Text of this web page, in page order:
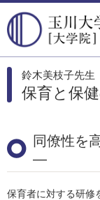
鈴木美枝子先生
保育と保
同僚性を
―
保育者に対する研修